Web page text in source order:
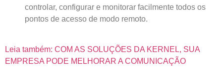
controlar, configurar e monitorar facilmente todos os
pontos de acesso de modo remoto.
Leia também: COM AS SOLUÇÕES DA KERNEL, SUA
EMPRESA PODE MELHORAR A COMUNICAÇÃO